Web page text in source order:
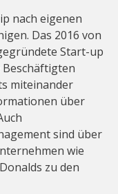
nach eigenen
Das 2016 von
Start-up
miteinander
über
sind über
wie
zu den